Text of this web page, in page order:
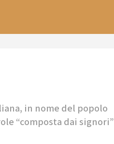
in nome del popolo
“composta dai signori”